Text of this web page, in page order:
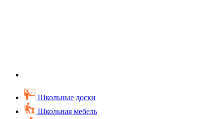
Школьные доски
Школьная мебель